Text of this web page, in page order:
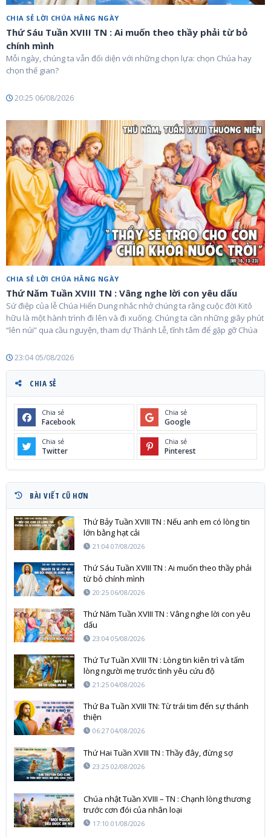
CHIA SẺ LỜI CHÚA HẰNG NGÀY
Thứ Sáu Tuần XVIII TN : Ai muốn theo thầy phải từ bỏ
chính mình
Mỗi ngày, chúng ta vẫn đối diện với những chọn lựa: chọn Chúa hay
chọn thế gian?
20:25 06/08/2026
CHIA SẺ LỜI CHÚA HẰNG NGÀY
Thứ Năm Tuần XVIII TN : Vâng nghe lời con yêu dấu
Sứ điệp của lễ Chúa Hiển Dung nhắc nhở chúng ta rằng cuộc đời Kitô
hữu là một hành trình đi lên và đi xuống. Chúng ta cần những giây phút
“lên núi” qua cầu nguyện, tham dự Thánh Lễ, tĩnh tâm để gặp gỡ Chúa
23:04 05/08/2026
CHIA SẺ
Chia sẻ
Facebook
Chia sẻ
Google
Chia sẻ
Twitter
Chia sẻ
Pinterest
BÀI VIẾT CŨ HƠN
Thứ Bảy Tuần XVIII TN : Nếu anh em có lòng tin
lớn bằng hạt cải
21:04 07/08/2026
Thứ Sáu Tuần XVIII TN : Ai muốn theo thầy phải
từ bỏ chính mình
20:25 06/08/2026
Thứ Năm Tuần XVIII TN : Vâng nghe lời con yêu
dấu
23:04 05/08/2026
Thứ Tư Tuần XVIII TN : Lòng tin kiên trì và tấm
lòng người mẹ trước tình yêu cứu độ
21:25 04/08/2026
Thứ Ba Tuần XVIII TN: Từ trái tim đến sự thánh
thiện
06:27 04/08/2026
Thứ Hai Tuần XVIII TN : Thầy đây, đừng sợ
23:25 02/08/2026
Chúa nhật Tuần XVIII – TN : Chạnh lòng thương
trước cơn đói của nhân loại
17:10 01/08/2026